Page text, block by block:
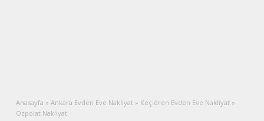
Anasayfa » Ankara Evden Eve Nakliyat » Keçiören Evden Eve Nakliyat »
Özpolat Nakliyat